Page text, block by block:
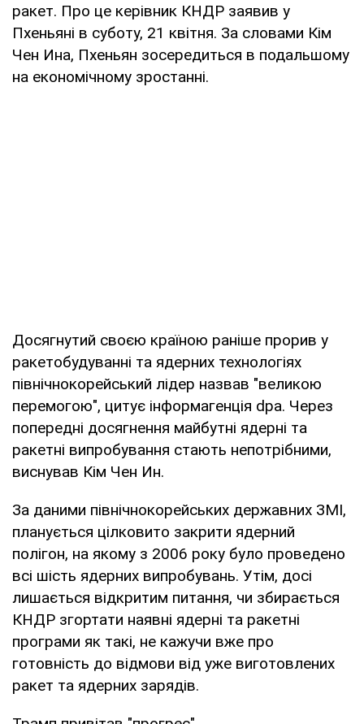
ракет. Про це керівник КНДР заявив у
Пхеньяні в суботу, 21 квітня. За словами Кім
Чен Ина, Пхеньян зосередиться в подальшому
на економічному зростанні.
Досягнутий своєю країною раніше прорив у
ракетобудуванні та ядерних технологіях
північнокорейський лідер назвав "великою
перемогою", цитує інформагенція dpa. Через
попередні досягнення майбутні ядерні та
ракетні випробування стають непотрібними,
виснував Кім Чен Ин.
За даними північнокорейських державних ЗМІ,
планується цілковито закрити ядерний
полігон, на якому з 2006 року було проведено
всі шість ядерних випробувань. Утім, досі
лишається відкритим питання, чи збирається
КНДР згортати наявні ядерні та ракетні
програми як такі, не кажучи вже про
готовність до відмови від уже виготовлених
ракет та ядерних зарядів.